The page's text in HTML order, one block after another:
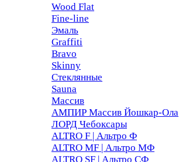
Wood Flat
Fine-line
Эмаль
Graffiti
Bravo
Skinny
Стеклянные
Sauna
Массив
АМПИР Массив Йошкар-Ола
ЛОРД Чебоксары
ALTRO F | Альтро Ф
ALTRO MF | Альтро МФ
ALTRO SF | Альтро СФ